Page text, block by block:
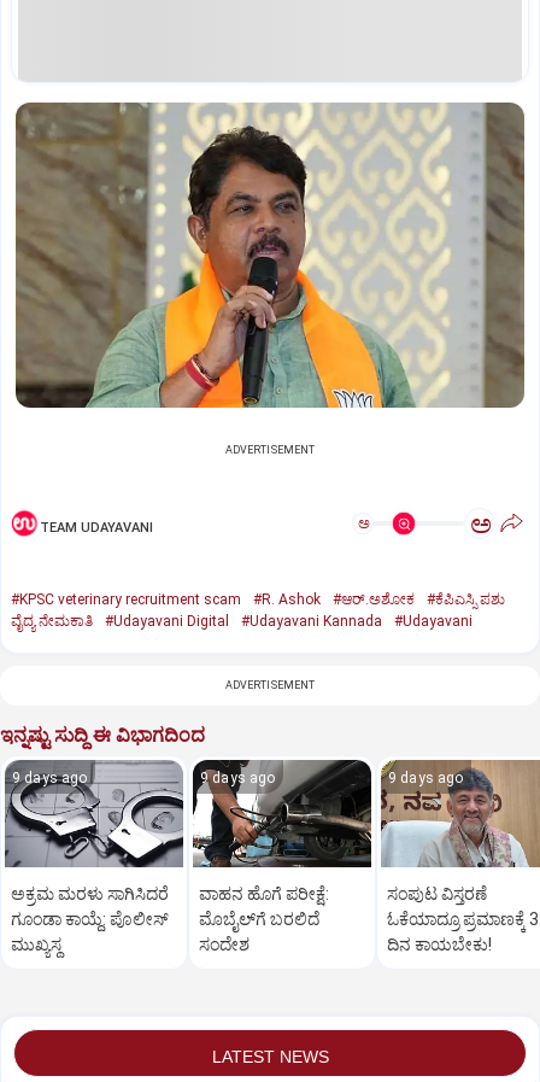
ADVERTISEMENT
TEAM UDAYAVANI ಅ ಅ
#KPSC veterinary recruitment scam #R. Ashok #ಆರ್‌.ಅಶೋಕ
#ಕೆಪಿಎಸ್ಸಿ ಪಶು
ವೈದ್ಯ ನೇಮಕಾತಿ
#Udayavani Digital #Udayavani Kannada #Udayavani
ADVERTISEMENT
ಇನ್ನಷ್ಟು ಸುದ್ದಿ ಈ ವಿಭಾಗದಿಂದ
9 days ago
ಅಕ್ರಮ ಮರಳು ಸಾಗಿಸಿದರೆ
ಗೂಂಡಾ ಕಾಯ್ದೆ: ಪೊಲೀಸ್‌
ಮುಖ್ಯಸ್ಥ
9 days ago
ವಾಹನ ಹೊಗೆ ಪರೀಕ್ಷೆ:
ಮೊಬೈಲ್‌ಗೆ ಬರಲಿದೆ
ಸಂದೇಶ
9 days ago
ಸಂಪುಟ ವಿಸ್ತರಣೆ
ಓಕೆಯಾದ್ರೂ ಪ್ರಮಾಣಕ್ಕೆ 3
ದಿನ ಕಾಯಬೇಕು!
LATEST NEWS